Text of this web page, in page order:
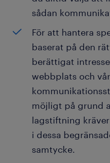
sådan
För att hantera
baserat på den
berättigat
webbplats och
möjligt på grund
lagstiftning
i dessa
samtycke.